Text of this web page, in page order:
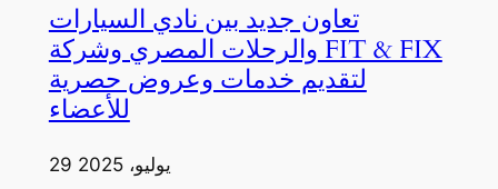
تعاون جديد بين نادي السيارات
والرحلات المصري وشركة FIT & FIX
لتقديم خدمات وعروض حصرية
للأعضاء
29 يوليو، 2025